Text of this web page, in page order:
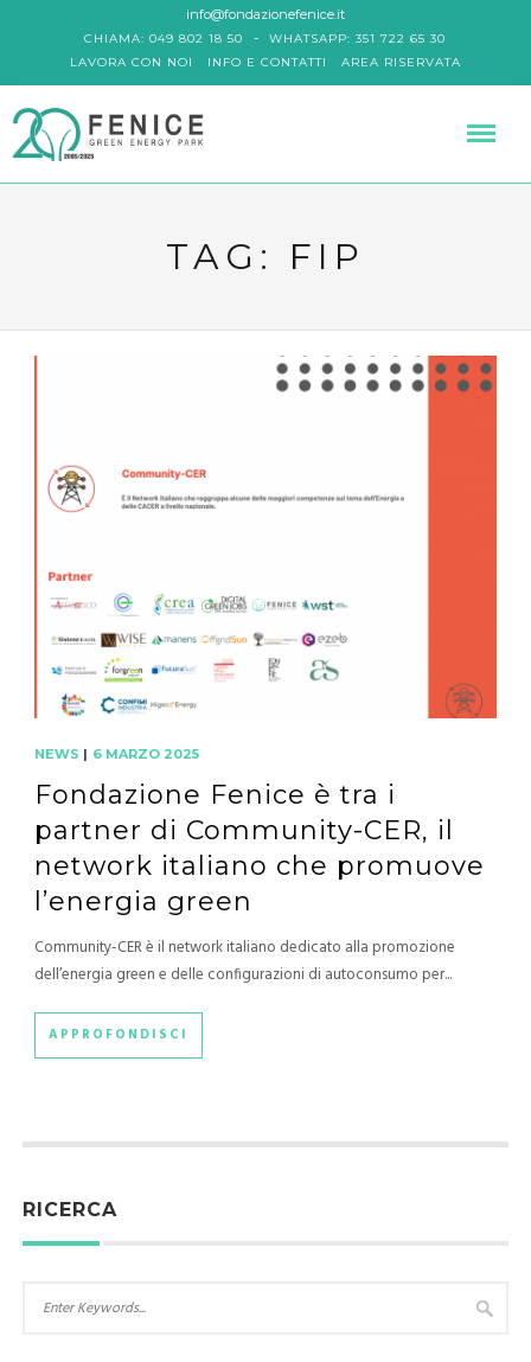
info@fondazionefenice.it
CHIAMA: 049 802 18 50 -
WHATSAPP: 351 722 65 30
LAVORA CON NOI
INFO E CONTATTI AREA RISERVATA
TAG: FIP
NEWS | 6 MARZO 2025
Fondazione Fenice è tra i
partner di Community-CER, il
network italiano che promuove
l’energia green
Community-CER è il network italiano dedicato alla promozione
dell’energia green e delle configurazioni di autoconsumo per...
APPROFONDISCI
RICERCA